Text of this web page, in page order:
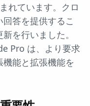
れています。クロ
答を提供するこ
を行いました。
Pro は、より要求
能と拡張機能を